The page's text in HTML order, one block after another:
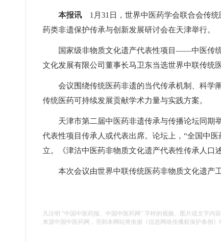
本报讯 1月31日，世界中医药学会联合会传
药类非遗保护传承与创新发展研讨会在天津举行。
国家级非物质文化遗产代表性项目——中医传
文化发展有限公司董事长马卫东当选世界中联传统
会议围绕传统医药非遗的当代传承机制、科学
传统医药可持续发展贡献学术力量与实践方案。
天津市第二届中医药非遗传承与传播论坛同期
代表性项目传承人或代表出席。论坛上，“全国中
立。《津沽中医药非物质文化遗产代表性传承人口
本次会议由世界中联传统医药非物质文化遗产
凡注明 “中国中医药报、中国中医药网” 字样的视频、图片或文字内
来源中国中医药网，否则本网站将依据《信息网络传播权保护条例》